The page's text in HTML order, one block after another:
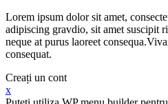
Lorem ipsum dolor sit amet,
adipiscing gravdio, sit amet suscipit
neque at purus laoreet
consequat.
Creați un cont
x